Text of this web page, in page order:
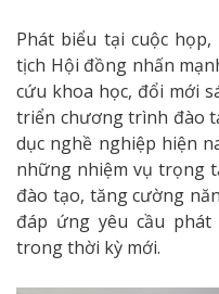
Phát biểu tại cuộc
tịch Hội đồng nhấn
cứu khoa học, đổi mới
triển chương trình đào
dục nghề nghiệp hiện
những nhiệm vụ trọng
đào tạo, tăng cường
đáp ứng yêu cầu
trong thời kỳ mới.